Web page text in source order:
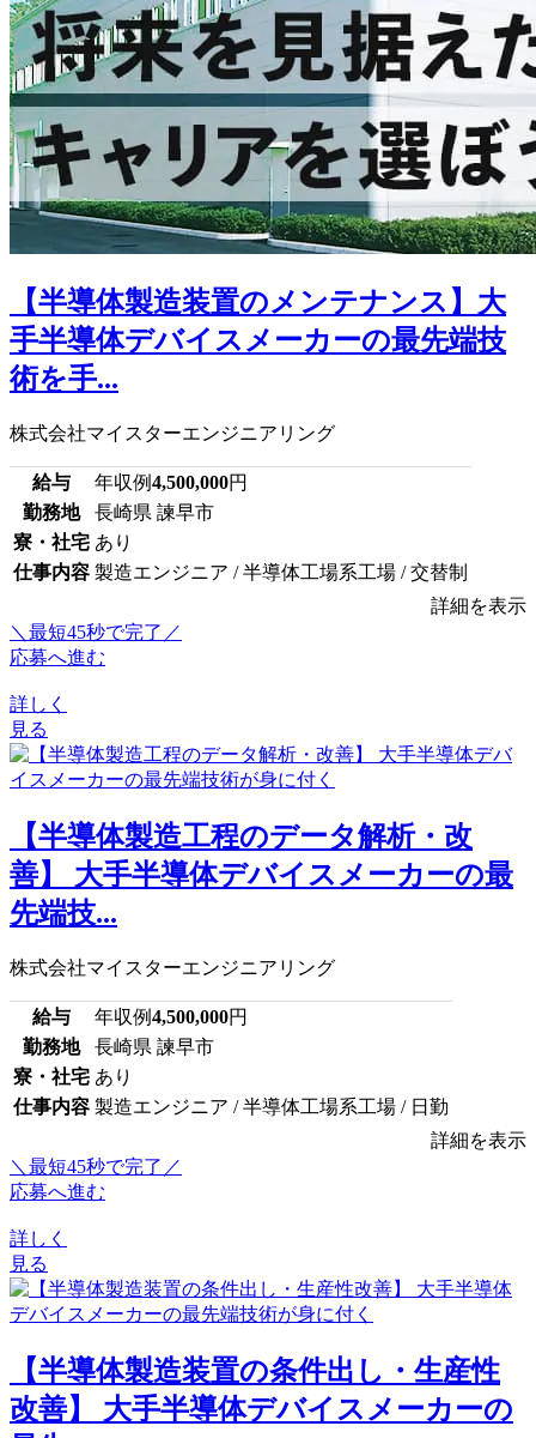
【半導体製造装置のメンテナンス】大
手半導体デバイスメーカーの最先端技
術を手...
株式会社マイスターエンジニアリング
給与 年収例4,500,000円
勤務地
長崎県 諫早市
寮・社宅 あり
仕事内容 製造エンジニア / 半導体工場系工場 / 交替制
詳細を表示
＼最短45秒で完了／
応募へ進む
詳しく
見る
【半導体製造工程のデータ解析・改
善】 大手半導体デバイスメーカーの最
先端技...
株式会社マイスターエンジニアリング
給与 年収例4,500,000円
勤務地
長崎県 諫早市
寮・社宅 あり
仕事内容 製造エンジニア / 半導体工場系工場 / 日勤
詳細を表示
＼最短45秒で完了／
応募へ進む
詳しく
見る
【半導体製造装置の条件出し・生産性
改善】 大手半導体デバイスメーカーの